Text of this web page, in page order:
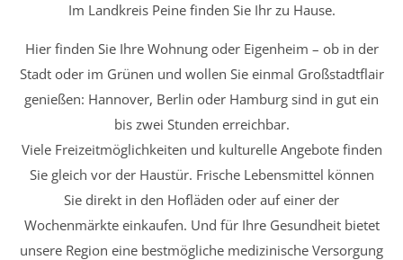
Im Landkreis Peine finden Sie Ihr zu Hause.
Hier finden Sie Ihre Wohnung oder Eigenheim – ob in der
Stadt oder im Grünen und wollen Sie einmal Großstadtflair
genießen: Hannover, Berlin oder Hamburg sind in gut ein
bis zwei Stunden erreichbar.
Viele Freizeitmöglichkeiten und kulturelle Angebote finden
Sie gleich vor der Haustür. Frische Lebensmittel können
Sie direkt in den Hofläden oder auf einer der
Wochenmärkte einkaufen. Und für Ihre Gesundheit bietet
unsere Region eine bestmögliche medizinische Versorgung